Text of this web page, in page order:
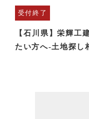
受付終了
【石川県】栄輝工
たい方へ-土地探し